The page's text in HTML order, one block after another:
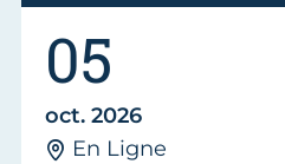
05
oct. 2026
En Ligne